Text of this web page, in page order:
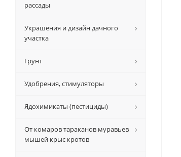
рассады
Украшения и дизайн дачного
участка
Грунт
Удобрения, стимуляторы
Ядохимикаты (пестициды)
От комаров тараканов муравьев
мышей крыс кротов